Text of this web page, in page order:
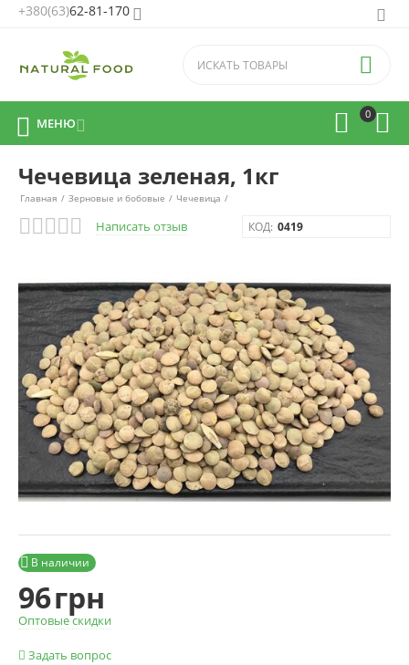
+380(63)62-81-170 
0 


 МЕНЮ
Чечевица зеленая, 1кг
Главная / Зерновые и бобовые / Чечевица /
Написать отзыв КОД: 0419
В наличии

96грн
Оптовые скидки
Задать вопрос